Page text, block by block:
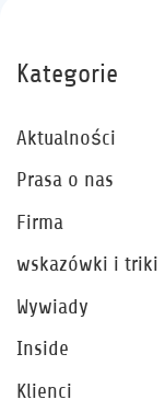
Kategorie
Aktualności
Prasa o nas
Firma
wskazówki i triki
Wywiady
Inside
Klienci